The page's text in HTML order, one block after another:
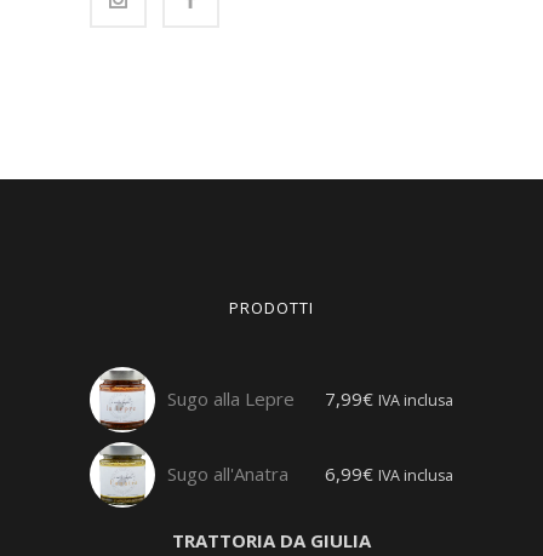
PRODOTTI
Sugo alla Lepre 7,99€ IVA inclusa
Sugo all'Anatra 6,99€ IVA inclusa
TRATTORIA DA GIULIA